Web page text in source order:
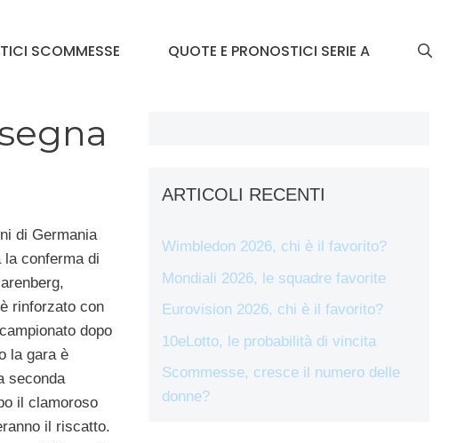
SCOMMESSE QUOTE E PRONOSTICI SERIE A
di Germania
conferma di
rinforzato con
dopo
la gara è
seconda
il clamoroso
il riscatto.
ARTICOLI RECENTI
Wimbledon 2026, chi è il favorito?
Mondiali 2026, le squadre favorite
Eurovision 2026, chi è il favorito?
10eLotto, le probabilità di vincita
Scommesse, cresce il numero delle
donne?